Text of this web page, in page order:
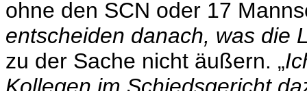
ohne den SCN oder 17
entscheiden danach, was die
zu der Sache nicht äußern. „
Kollegen im Schiedsgericht